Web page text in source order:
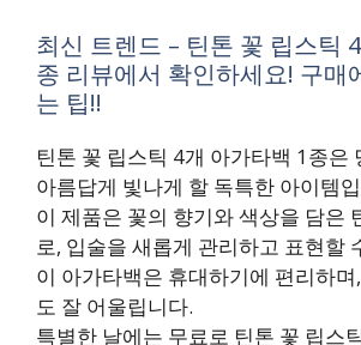
최신 트렌드 – 틴톤 꽃 립스틱
종 리뷰에서 확인하세요! 구매
는 팁!!
틴톤 꽃 립스틱 4개 아가타백 1종은
아름답게 빛나게 할 독특한 아이템
이 제품은 꽃의 향기와 색상을 담은
로, 입술을 새롭게 관리하고 표현할
이 아가타백은 휴대하기에 편리하
도 잘 어울립니다.
특별한 날에는 무료로 틴톤 꽃 립스